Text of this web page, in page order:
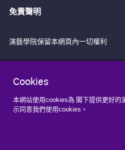
Cookies
本網站使用cookies為 閣下提供更好的
示同意我們使用cookies。
免責聲明
演藝學院保留本網頁內一切權利